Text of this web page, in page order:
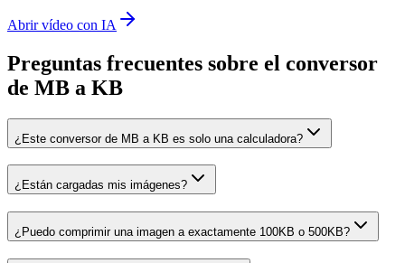
Abrir vídeo con IA
Preguntas frecuentes sobre el conversor
de MB a KB
¿Este conversor de MB a KB es solo una calculadora?
¿Están cargadas mis imágenes?
¿Puedo comprimir una imagen a exactamente 100KB o 500KB?